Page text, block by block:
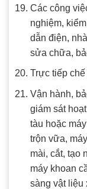
Các công
nghiệm,
dẫn điện,
sửa chữa,
Trực tiếp
Vận hành,
giám sát
tàu hoặc
trộn vữa,
mài, cắt, tạo
máy khoan
sàng vật liệu